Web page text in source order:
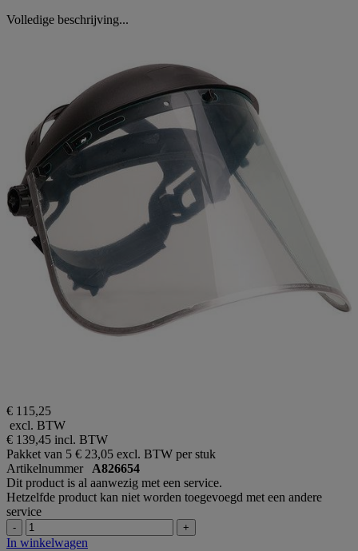
Volledige beschrijving...
€ 115,25
excl. BTW
€ 139,45 incl. BTW
Pakket van 5 € 23,05 excl. BTW per stuk
Artikelnummer A826654
Dit product is al aanwezig met een service.
Hetzelfde product kan niet worden toegevoegd met een andere
service
- +
In winkelwagen